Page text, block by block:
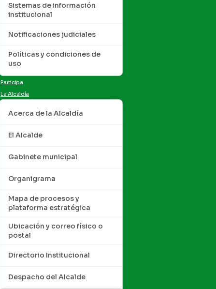
Sistemas de información
institucional
Notificaciones judiciales
Políticas y condiciones de
uso
Participa
La Alcaldía
Acerca de la Alcaldía
El Alcalde
Gabinete municipal
Organigrama
Mapa de procesos y
plataforma estratégica
Ubicación y correo físico o
postal
Directorio Institucional
Despacho del Alcalde